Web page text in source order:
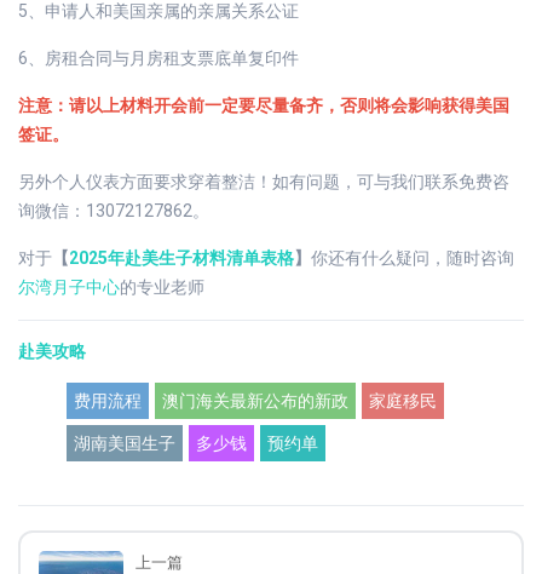
5、申请人和美国亲属的亲属关系公证
6、房租合同与月房租支票底单复印件
注意：请以上材料开会前一定要尽量备齐，否则将会影响获得美国
签证。
另外个人仪表方面要求穿着整洁！如有问题，可与我们联系免费咨
询微信：13072127862。
对于 【2025年赴美生子材料清单表格】 你还有什么疑问，随时咨询
尔湾月子中心的专业老师
赴美攻略
费用流程 澳门海关最新公布的新政 家庭移民
湖南美国生子 多少钱 预约单
上一篇